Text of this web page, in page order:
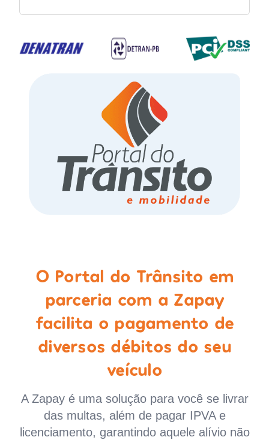
O Portal do Trânsito em
parceria com a Zapay
facilita o pagamento de
diversos débitos do seu
veículo
A Zapay é uma solução para você se livrar
das multas, além de pagar IPVA e
licenciamento, garantindo aquele alívio não